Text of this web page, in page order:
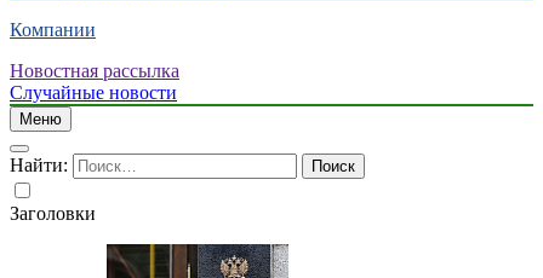
Компании
Новостная рассылка
Случайные новости
Меню
Найти:
Заголовки